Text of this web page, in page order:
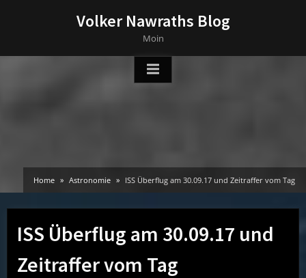
Volker Nawraths Blog
Moin
Home Astronomie ISS Überflug am 30.09.17 und Zeitraffer vom Tag
ISS Überflug am 30.09.17 und
Zeitraffer vom Tag